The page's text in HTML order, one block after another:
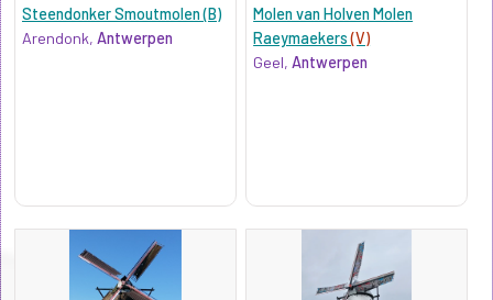
Steendonker Smoutmolen (B)
Arendonk, Antwerpen
Molen van Holven Molen
Raeymaekers(V)
Geel,Antwerpen